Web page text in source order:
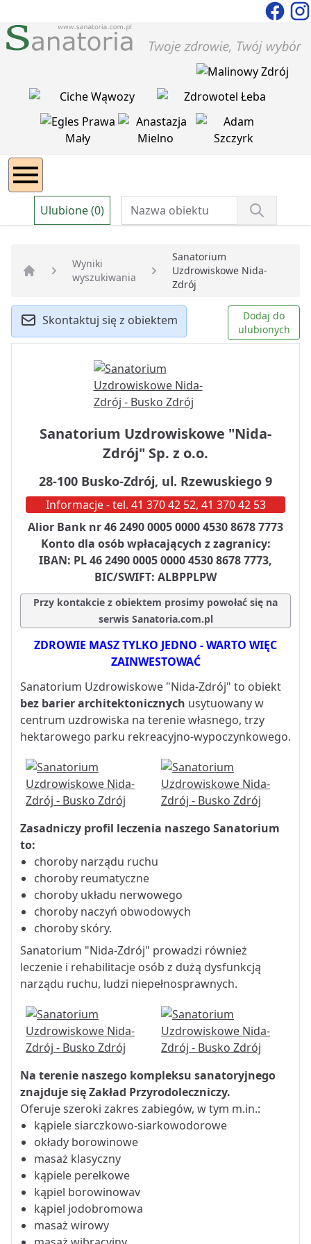
Ulubione (0)
Strona główna
Wyniki
wyszukiwania
Sanatorium
Uzdrowiskowe Nida-
Zdrój
Skontaktuj się z obiektem
Dodaj do
ulubionych
Sanatorium Uzdrowiskowe "Nida-
Zdrój" Sp. z o.o.
28-100 Busko-Zdrój, ul. Rzewuskiego 9
Informacje - tel. 41 370 42 52, 41 370 42 53
Alior Bank nr 46 2490 0005 0000 4530 8678 7773
Konto dla osób wpłacających z zagranicy:
IBAN: PL 46 2490 0005 0000 4530 8678 7773,
BIC/SWIFT: ALBPPLPW
Przy kontakcie z obiektem prosimy powołać się na
serwis Sanatoria.com.pl
ZDROWIE MASZ TYLKO JEDNO - WARTO WIĘC
ZAINWESTOWAĆ
Sanatorium Uzdrowiskowe "Nida-Zdrój" to obiekt
bez barier architektonicznych usytuowany w
centrum uzdrowiska na terenie własnego, trzy
hektarowego parku rekreacyjno-wypoczynkowego.
Zasadniczy profil leczenia naszego Sanatorium
to:
choroby narządu ruchu
choroby reumatyczne
choroby układu nerwowego
choroby naczyń obwodowych
choroby skóry.
Sanatorium "Nida-Zdrój" prowadzi również
leczenie i rehabilitacje osób z dużą dysfunkcją
narządu ruchu, ludzi niepełnosprawnych.
Na terenie naszego kompleksu sanatoryjnego
znajduje się Zakład Przyrodoleczniczy.
Oferuje szeroki zakres zabiegów, w tym m.in.:
kąpiele siarczkowo-siarkowodorowe
okłady borowinowe
masaż klasyczny
kąpiele perełkowe
kąpiel borowinowav
kąpiel jodobromowa
masaż wirowy